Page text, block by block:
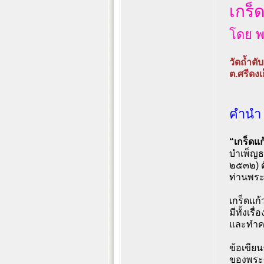
เกร็
โดย
วัดถ้ำตับ
ต.ศรีดง
คำนำ
“เกร็ดแ
บำเพ็ญ
๒๕๓๒)
ท่านพร
เกร็ดแ
มีทั้งเรื่
และทำ
ข้อเขีย
ของพร